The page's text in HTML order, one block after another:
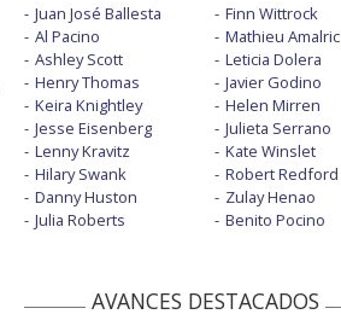
Juan José Ballesta
Al Pacino
Ashley Scott
Henry Thomas
Keira Knightley
Jesse Eisenberg
Lenny Kravitz
Hilary Swank
Danny Huston
Julia Roberts
Finn Wittrock
Mathieu Amalric
Leticia Dolera
Javier Godino
Helen Mirren
Julieta Serrano
Kate Winslet
Robert Redford
Zulay Henao
Benito Pocino
AVANCES DESTACADOS